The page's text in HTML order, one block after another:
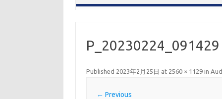
P_20230224_091429
Published 2023年2月25日 at 2560 × 1129in
← Previous